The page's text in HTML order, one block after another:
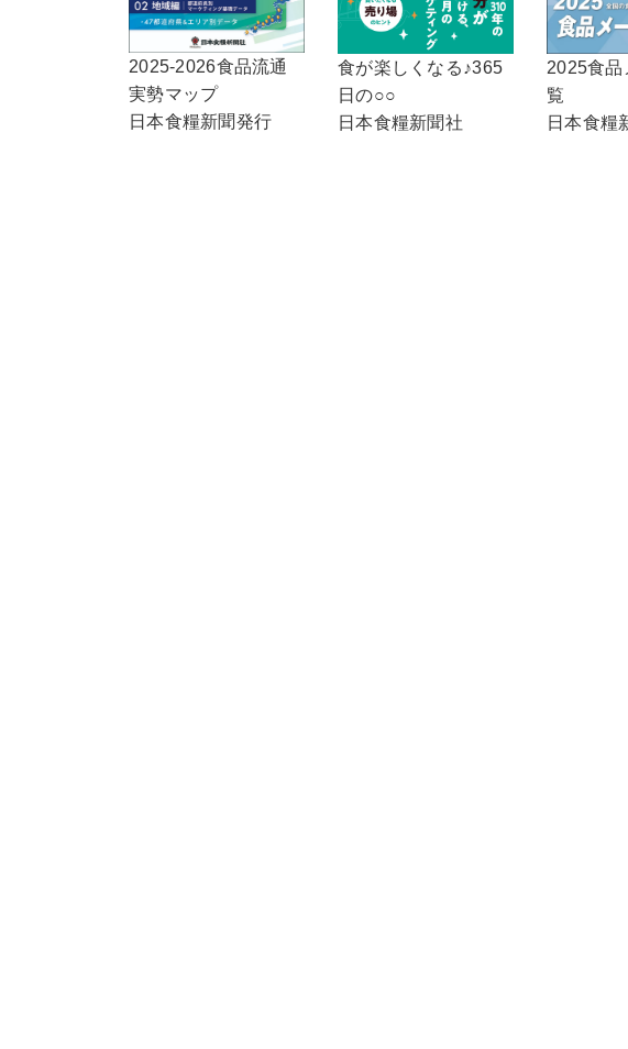
2025-2026食品流通
実勢マップ
日本食糧新聞発行
食が楽しくなる♪365
日の○○
日本食糧新聞社
2025食品
覧
日本食糧